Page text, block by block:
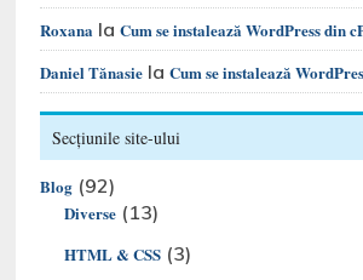
Roxana laCum se instalează WordPress din
Daniel Tănasie laCum se instalează
Secțiunile site-ului
Blog (92)
Diverse (13)
HTML & CSS (3)